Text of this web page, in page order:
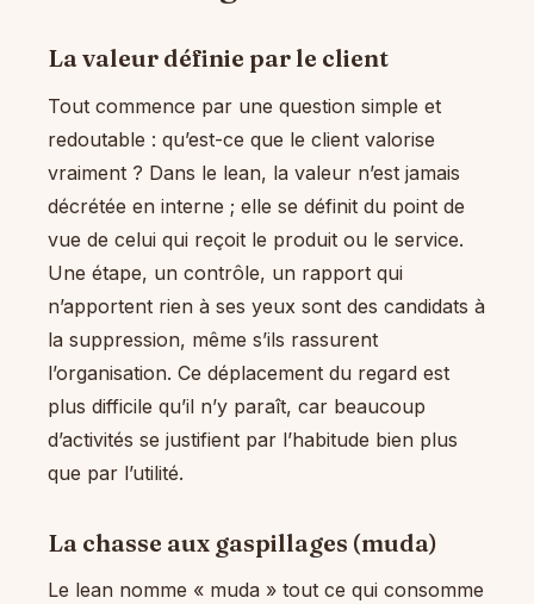
La valeur définie par le client
Tout commence par une question simple et
redoutable : qu’est-ce que le client valorise
vraiment ? Dans le lean, la valeur n’est jamais
décrétée en interne ; elle se définit du point de
vue de celui qui reçoit le produit ou le service.
Une étape, un contrôle, un rapport qui
n’apportent rien à ses yeux sont des candidats à
la suppression, même s’ils rassurent
l’organisation. Ce déplacement du regard est
plus difficile qu’il n’y paraît, car beaucoup
d’activités se justifient par l’habitude bien plus
que par l’utilité.
La chasse aux gaspillages (muda)
Le lean nomme « muda » tout ce qui consomme